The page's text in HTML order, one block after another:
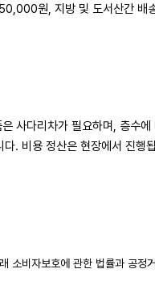
원, 지방 및 도서산간 배
사다리차가 필요하며, 층수
. 비용 정산은 현장에서 진행
소비자보호에 관한 법률과 공정